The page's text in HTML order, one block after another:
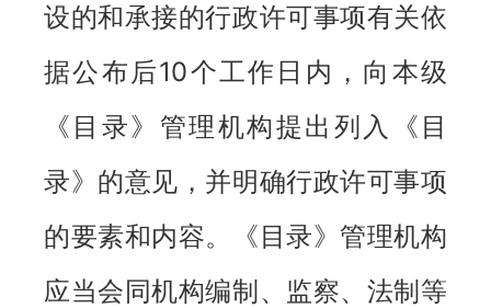
设的和承接的行政许可事项有关依
据公布后10个工作日内，向本级
《目录》管理机构提出列入《目
录》的意见，并明确行政许可事项
的要素和内容。《目录》管理机构
应当会同机构编制、监察、法制等